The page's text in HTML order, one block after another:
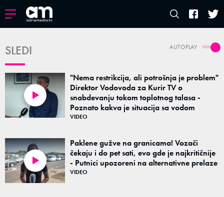
AUTOPLAY
SLEDI
"Nema restrikcija, ali potrošnja je problem"
Direktor Vodovoda za Kurir TV o
snabdevanju tokom toplotnog talasa -
Poznato kakva je situacija sa vodom
VIDEO
Paklene gužve na granicama! Vozači
čekaju i do pet sati, evo gde je najkritičnije
- Putnici upozoreni na alternativne prelaze
VIDEO